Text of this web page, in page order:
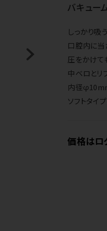
バキュー
しっかり吸
口腔内に当
圧をかけて
中ベロとリ
内径
ソフトタイ
価格はロ